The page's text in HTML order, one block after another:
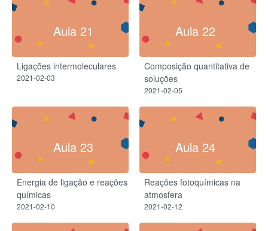
Aula 21
Ligações intermoleculares​
2021-02-03
Aula 22
Composição quantitativa de
soluções​
2021-02-05
Aula 23
Energia de ligação e reações
químicas
2021-02-10
Aula 24
Reações fotoquímicas na
atmosfera
2021-02-12